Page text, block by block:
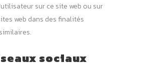
sur ce site web ou sur
web dans des finalités
sociaux